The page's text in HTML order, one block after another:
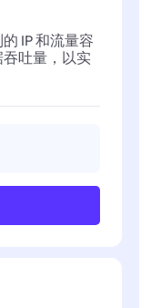
IP 和流量容
吐量，以实